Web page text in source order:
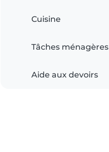
Cuisine
Tâches ménagères
Aide aux devoirs